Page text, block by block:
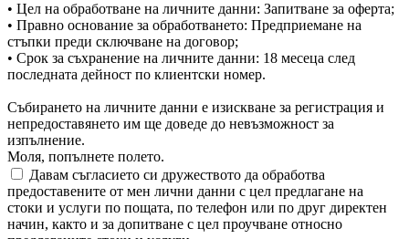
• Цел на обработване на личните данни: Запитване за оферта;
• Правно основание за обработването: Предприемане на
стъпки преди сключване на договор;
• Срок за съхранение на личните данни: 18 месеца след
последната дейност по клиентски номер.
Събирането на личните данни е изискване за регистрация и
непредоставянето им ще доведе до невъзможност за
изпълнение.
Моля, попълнете полето.
Давам съгласието си дружеството да обработва
предоставените от мен лични данни с цел предлагане на
стоки и услуги по пощата, по телефон или по друг директен
начин, както и за допитване с цел проучване относно